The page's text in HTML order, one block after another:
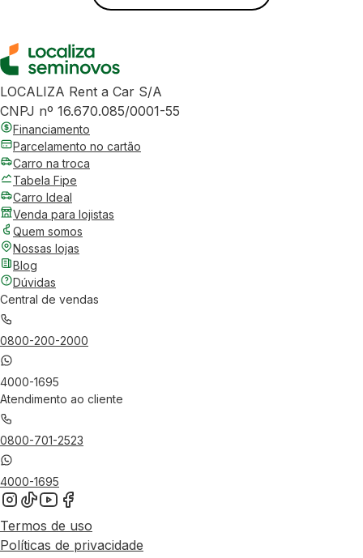
LOCALIZA Rent a Car S/A
CNPJ nº 16.670.085/0001-55
Financiamento
Parcelamento no cartão
Carro na troca
Tabela Fipe
Carro Ideal
Venda para lojistas
Quem somos
Nossas lojas
Blog
Dúvidas
Central de vendas
0800-200-2000
4000-1695
Atendimento ao cliente
0800-701-2523
4000-1695
Termos de uso
Políticas de privacidade